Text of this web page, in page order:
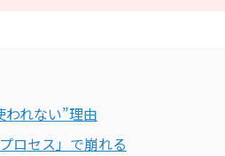
れない”理由
ロセス」で崩れる